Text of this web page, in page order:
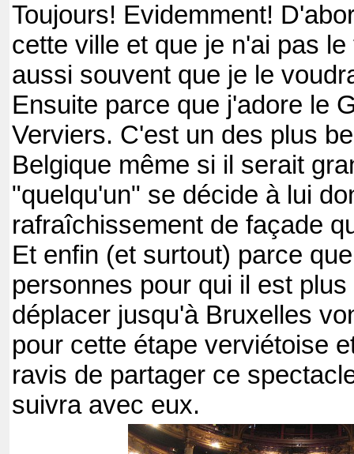
Toujours! Evidemment!
cette ville et que je n'ai pas
aussi souvent que je le
Ensuite parce que j'adore le
Verviers. C'est un des plus
Belgique même si il serait
"quelqu'un" se décide à lui
rafraîchissement de façade
Et enfin (et surtout) parce
personnes pour qui il est
déplacer jusqu'à Bruxelles
pour cette étape verviétoise
ravis de partager ce
suivra avec eux.